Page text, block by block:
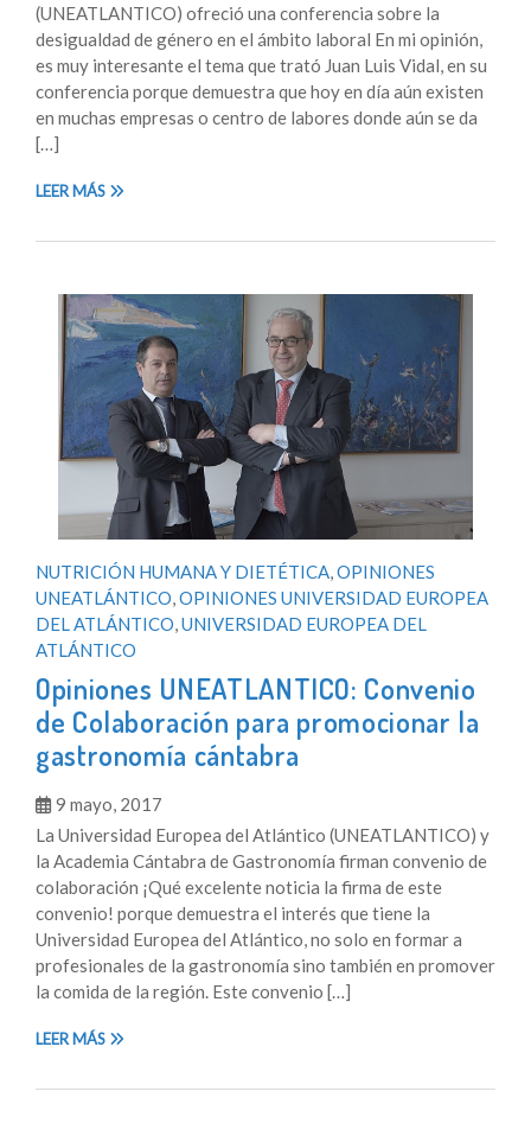
(UNEATLANTICO) ofreció una conferencia sobre la
desigualdad de género en el ámbito laboral En mi opinión,
es muy interesante el tema que trató Juan Luis Vidal, en su
conferencia porque demuestra que hoy en día aún existen
en muchas empresas o centro de labores donde aún se da
[…]
LEER MÁS
NUTRICIÓN HUMANA Y DIETÉTICA,OPINIONES
UNEATLÁNTICO,OPINIONES UNIVERSIDAD EUROPEA
DEL ATLÁNTICO,UNIVERSIDAD EUROPEA DEL
ATLÁNTICO
Opiniones UNEATLANTICO: Convenio
de Colaboración para promocionar la
gastronomía cántabra
9 mayo, 2017
La Universidad Europea del Atlántico (UNEATLANTICO) y
la Academia Cántabra de Gastronomía firman convenio de
colaboración ¡Qué excelente noticia la firma de este
convenio! porque demuestra el interés que tiene la
Universidad Europea del Atlántico, no solo en formar a
profesionales de la gastronomía sino también en promover
la comida de la región. Este convenio […]
LEER MÁS